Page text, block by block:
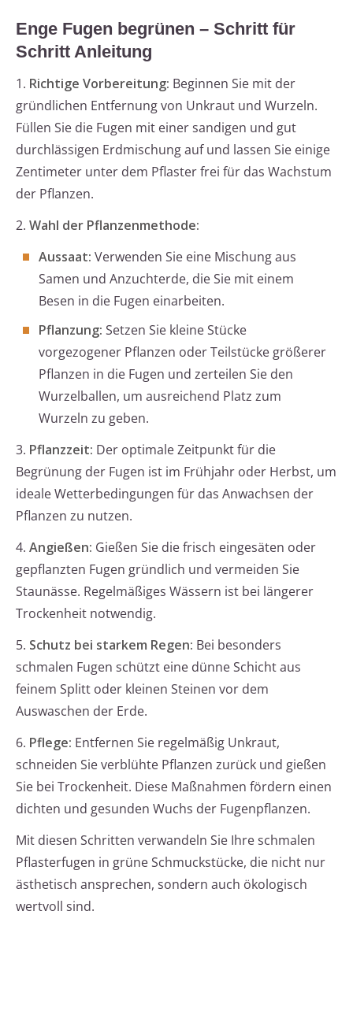
Enge Fugen begrünen – Schritt für
Schritt Anleitung
1. Richtige Vorbereitung: Beginnen Sie mit der
gründlichen Entfernung von Unkraut und Wurzeln.
Füllen Sie die Fugen mit einer sandigen und gut
durchlässigen Erdmischung auf und lassen Sie einige
Zentimeter unter dem Pflaster frei für das Wachstum
der Pflanzen.
2. Wahl der Pflanzenmethode:
Aussaat: Verwenden Sie eine Mischung aus
Samen und Anzuchterde, die Sie mit einem
Besen in die Fugen einarbeiten.
Pflanzung: Setzen Sie kleine Stücke
vorgezogener Pflanzen oder Teilstücke größerer
Pflanzen in die Fugen und zerteilen Sie den
Wurzelballen, um ausreichend Platz zum
Wurzeln zu geben.
3. Pflanzzeit: Der optimale Zeitpunkt für die
Begrünung der Fugen ist im Frühjahr oder Herbst, um
ideale Wetterbedingungen für das Anwachsen der
Pflanzen zu nutzen.
4. Angießen: Gießen Sie die frisch eingesäten oder
gepflanzten Fugen gründlich und vermeiden Sie
Staunässe. Regelmäßiges Wässern ist bei längerer
Trockenheit notwendig.
5. Schutz bei starkem Regen: Bei besonders
schmalen Fugen schützt eine dünne Schicht aus
feinem Splitt oder kleinen Steinen vor dem
Auswaschen der Erde.
6. Pflege: Entfernen Sie regelmäßig Unkraut,
schneiden Sie verblühte Pflanzen zurück und gießen
Sie bei Trockenheit. Diese Maßnahmen fördern einen
dichten und gesunden Wuchs der Fugenpflanzen.
Mit diesen Schritten verwandeln Sie Ihre schmalen
Pflasterfugen in grüne Schmuckstücke, die nicht nur
ästhetisch ansprechen, sondern auch ökologisch
wertvoll sind.